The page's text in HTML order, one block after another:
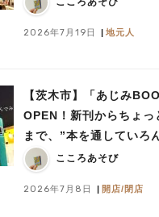
2026年7月19日 地元人
【茨木市】「あじみ
OPEN！新刊からちょっ
まで、”本を通していろ
じみする” 本屋さん
こころあそび
2026年7月8日 開店/閉店